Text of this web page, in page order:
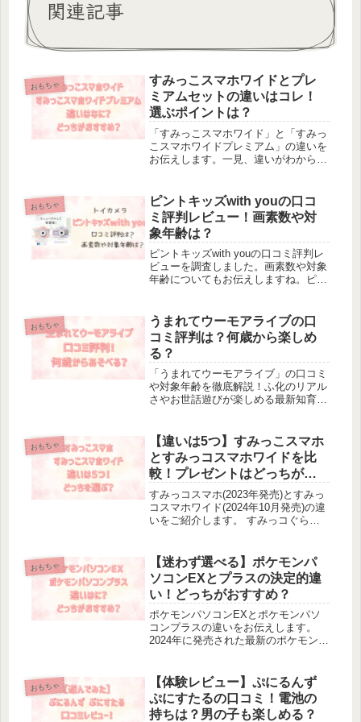
関連記事
おもちゃ
すみっこスマホワイドとプレ
ミアムセットの違いはコレ！
選ぶポイントは？
「すみっこスマホワイド」と「すみっ
こスマホワイドプレミアム」の違いを
お伝えします。一見、違いがわからな
を簡単にまとめてみました。すみっこ
スマホワイドとプレミアムの違いは
「付...
おもちゃ
ピントキッズwith youの口コ
ミ評判レビュー！画素数や対
象年齢は？
ピントキッズwith youの口コミ評判レ
ビューを調査しました。画素数や対象
年齢についてもお伝えしますね。ピン
的には次のようなポジティブな意見が
多いですよ＾＾・かわ...
おもちゃ
うまれてウーモアライブの口
コミ評判は？何歳から楽しめ
る？
「うまれてウーモアライブ」の口コミ
や対象年齢を徹底解説！ふ化のリアル
さやお世話遊びが楽しめる最新知育玩
ント選びに役立つ情報満載！
おもちゃ
【違いは5つ】すみっこスマホ
とすみっコスマホワイドを比
較！プレゼントはどっちがい
い？
すみっコスマホ(2023年発売)とすみっ
コスマホワイド(2024年10月発売)の違
いをご紹介します。 すみっコぐらし
年10月に「すみっコスマホワイド」が
発売されました。...
おもちゃ
【迷わず選べる】ポケモンパ
ソコンEXとプラスの決定的違
い！どっちがおすすめ？
ポケモンパソコンEXとポケモンパソ
コンプラスの違いをお伝えします。
2024年に発売された最新のポケモンゲ
うのか気になりますよね。そこで「ポ
ケモンパソコンEX」と「ポケモン...
おもちゃ
【体験レビュー】ぷにるんず
ぷにすたるの口コミ！電池の
持ちは？男の子も楽しめる？